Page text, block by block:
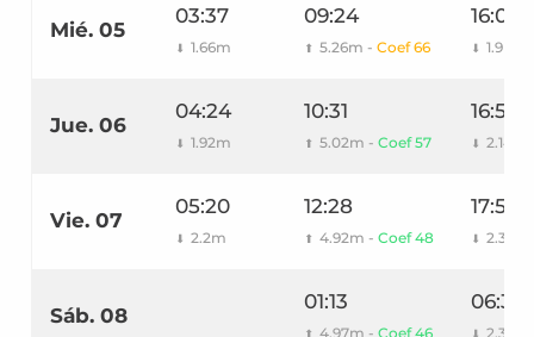
Mié. 05
03:37
⬇ 1.66m
09:24
⬆ 5.26m - Coef 66
16:00
⬇ 1.9m
Jue. 06
04:24
⬇ 1.92m
10:31
⬆ 5.02m - Coef 57
16:53
⬇ 2.14m
Vie. 07
05:20
⬇ 2.2m
12:28
⬆ 4.92m - Coef 48
17:58
⬇ 2.33m
Sáb. 08
01:13
4.97m - Coef 46
06:30
2.39m